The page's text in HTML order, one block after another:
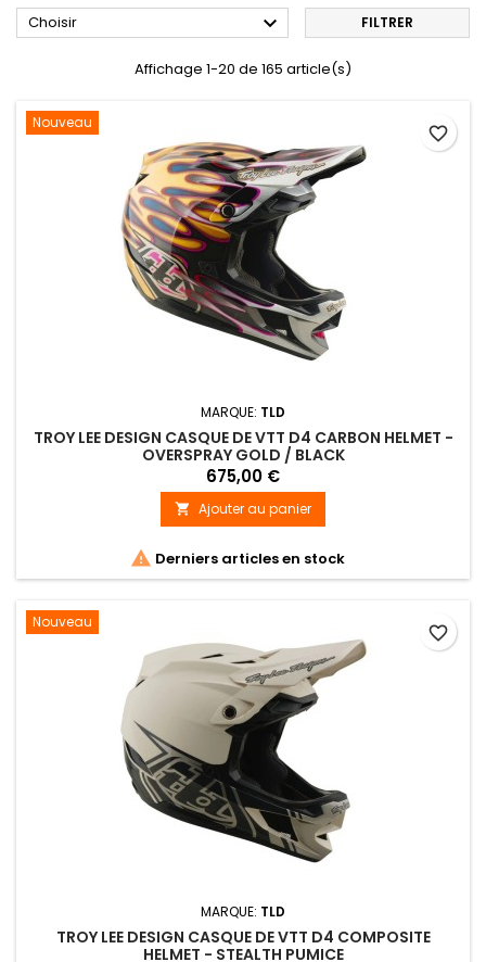
Choisir  FILTRER
Affichage 1-20 de 165 article(s)
Nouveau
MARQUE: TLD
TROY LEE DESIGN CASQUE DE VTT D4 CARBON HELMET -
OVERSPRAY GOLD / BLACK
675,00 €
 Ajouter au panier
 Derniers articles en stock
favorite_border
Nouveau
MARQUE: TLD
TROY LEE DESIGN CASQUE DE VTT D4 COMPOSITE
HELMET - STEALTH PUMICE
favorite_border